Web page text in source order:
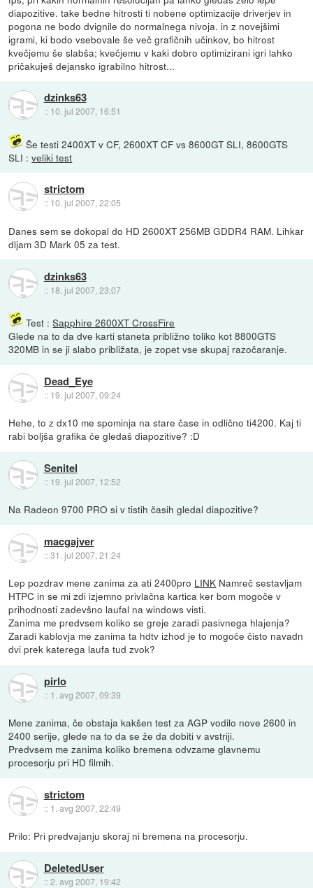
diapozitive. take bedne hitrosti ti nobene optimizacije driverjev in
pogona ne bodo dvignile do normalnega nivoja. in z novejšimi
igrami, ki bodo vsebovale še več grafičnih učinkov, bo hitrost
kvečjemu še slabša; kvečjemu v kaki dobro optimizirani igri lahko
pričakuješ dejansko igrabilno hitrost...
dzinks63
:: 10. jul 2007, 16:51
Še testi 2400XT v CF, 2600XT CF vs 8600GT SLI, 8600GTS
SLI :veliki test
strictom
:: 10. jul 2007, 22:05
Danes sem se dokopal do HD 2600XT 256MB GDDR4 RAM. Lihkar
dljam 3D Mark 05 za test.
dzinks63
:: 18. jul 2007, 23:07
Test :Sapphire 2600XT CrossFire
Glede na to da dve karti staneta približno toliko kot 8800GTS
320MB in se ji slabo približata, je zopet vse skupaj razočaranje.
Dead_Eye
:: 19. jul 2007, 09:24
Hehe, to z dx10 me spominja na stare čase in odlično ti4200. Kaj ti
rabi boljša grafika če gledaš diapozitive? :D
Senitel
:: 19. jul 2007, 12:52
Na Radeon 9700 PRO si v tistih časih gledal diapozitive?
macgajver
::31. jul 2007, 21:24
Lep pozdrav mene zanima za ati 2400pro LINK Namreč sestavljam
HTPC in se mi zdi izjemno privlačna kartica ker bom mogoče v
prihodnosti zadevšno laufal na windows visti.
Zanima me predvsem koliko se greje zaradi pasivnega hlajenja?
Zaradi kablovja me zanima ta hdtv izhod je to mogoče čisto navadn
dvi prek katerega laufa tud zvok?
pirlo
:: 1. avg 2007, 09:39
Mene zanima, če obstaja kakšen test za AGP vodilo nove 2600 in
2400 serije, glede na to da se že da dobiti v avstriji.
Predvsem me zanima koliko bremena odvzame glavnemu
procesorju pri HD filmih.
strictom
:: 1. avg 2007, 22:49
Prilo: Pri predvajanju skoraj ni bremena na procesorju.
DeletedUser
::2. avg 2007, 19:42